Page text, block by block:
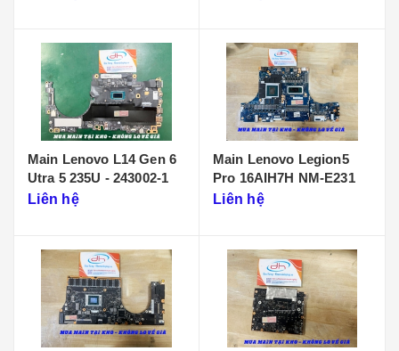
Main Lenovo L14 Gen 6
Utra 5 235U - 243002-1
Liên hệ
Main Lenovo Legion5
Pro 16AIH7H NM-E231
Liên hệ